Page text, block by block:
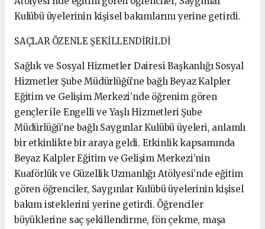
Kulübü üyelerinin kişisel bakımlarını yerine getirdi.
SAÇLAR ÖZENLE ŞEKİLLENDİRİLDİ
Sağlık ve Sosyal Hizmetler Dairesi Başkanlığı Sosyal
Hizmetler Şube Müdürlüğü’ne bağlı Beyaz Kalpler
Eğitim ve Gelişim Merkezi’nde öğrenim gören
gençler ile Engelli ve Yaşlı Hizmetleri Şube
Müdürlüğü’ne bağlı Saygınlar Kulübü üyeleri, anlamlı
bir etkinlikte bir araya geldi. Etkinlik kapsamında
Beyaz Kalpler Eğitim ve Gelişim Merkezi’nin
Kuaförlük ve Güzellik Uzmanlığı Atölyesi’nde eğitim
gören öğrenciler, Saygınlar Kulübü üyelerinin kişisel
bakım isteklerini yerine getirdi. Öğrenciler
büyüklerine saç şekillendirme, fön çekme, maşa